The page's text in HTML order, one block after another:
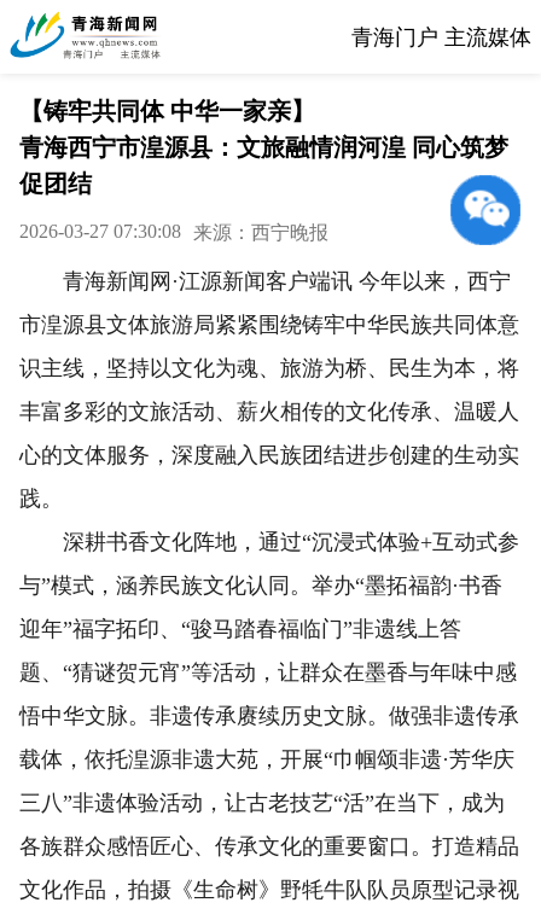
青海门户 主流媒体
【铸牢共同体 中华一家亲】
青海西宁市湟源县：文旅融情润河湟 同心筑梦
促团结
2026-03-27 07:30:08 来源：西宁晚报
青海新闻网·江源新闻客户端讯 今年以来，西宁
市湟源县文体旅游局紧紧围绕铸牢中华民族共同体意
识主线，坚持以文化为魂、旅游为桥、民生为本，将
丰富多彩的文旅活动、薪火相传的文化传承、温暖人
心的文体服务，深度融入民族团结进步创建的生动实
践。
深耕书香文化阵地，通过“沉浸式体验+互动式参
与”模式，涵养民族文化认同。举办“墨拓福韵·书香
迎年”福字拓印、“骏马踏春福临门”非遗线上答
题、“猜谜贺元宵”等活动，让群众在墨香与年味中感
悟中华文脉。非遗传承赓续历史文脉。做强非遗传承
载体，依托湟源非遗大苑，开展“巾帼颂非遗·芳华庆
三八”非遗体验活动，让古老技艺“活”在当下，成为
各族群众感悟匠心、传承文化的重要窗口。打造精品
文化作品，拍摄《生命树》野牦牛队队员原型记录视